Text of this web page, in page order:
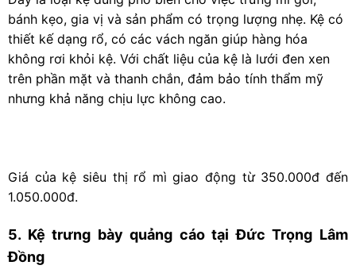
bánh kẹo, gia vị và sản phẩm có trọng lượng nhẹ. Kệ có
thiết kế dạng rổ, có các vách ngăn giúp hàng hóa
không rơi khỏi kệ. Với chất liệu của kệ là lưới đen xen
trên phần mặt và thanh chắn, đảm bảo tính thẩm mỹ
nhưng khả năng chịu lực không cao.
Giá của kệ siêu thị rổ mì giao động từ 350.000đ đến
1.050.000đ.
5. Kệ trưng bày quảng cáo tại Đức Trọng Lâm
Đồng